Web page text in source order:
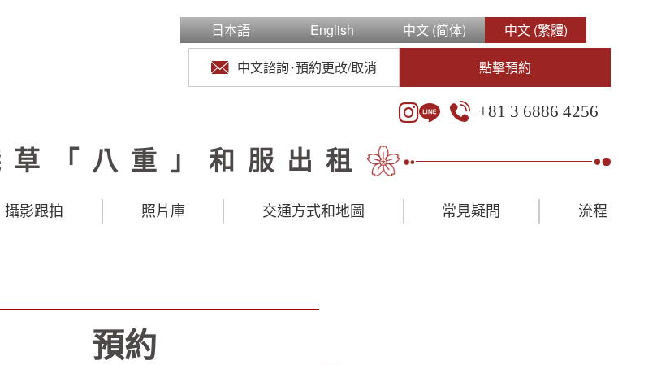
日本語 English 中文 (简体)
中文 (繁體)
中文諮詢･預約更改/取消
點擊預約
+81 3 6886 4256
草「八重」和服出租
攝影跟拍 照片庫 交通方式和地圖 常見疑問 流程
預約